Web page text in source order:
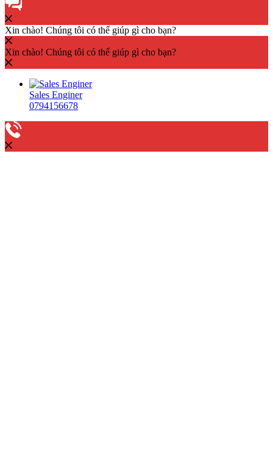
Xin chào! Chúng tôi có thể giúp gì cho bạn?
Xin chào! Chúng tôi có thể giúp gì cho bạn?
Sales Enginer
0794156678